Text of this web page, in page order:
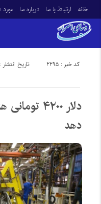
خانه ارتباط با ما درباره ما
تاریخ انتشار : پنجشنبه کد خبر : 2295
دلار ۴۲۰۰
دهد